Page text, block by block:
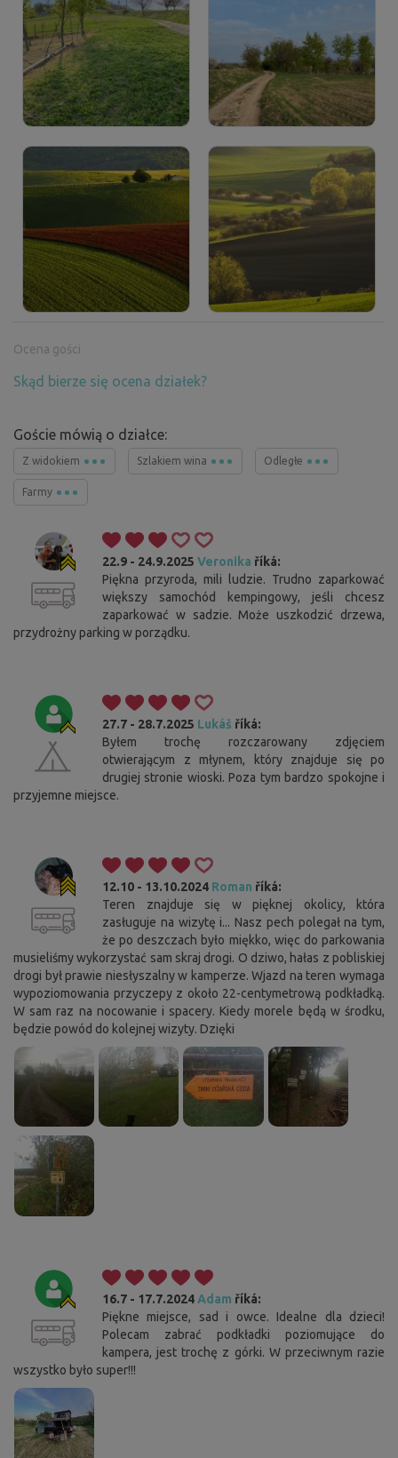
Ocena gości
Skąd bierze się ocena działek?
Goście mówią o działce:
Z widokiem Szlakiem wina Odległe
Farmy
22.9 - 24.9.2025 Veronika říká:
Piękna przyroda, mili ludzie. Trudno zaparkować
większy samochód kempingowy, jeśli chcesz
zaparkować w sadzie. Może uszkodzić drzewa,
przydrożny parking w porządku.
27.7 - 28.7.2025 Lukáš říká:
Byłem trochę rozczarowany zdjęciem
otwierającym z młynem, który znajduje się po
drugiej stronie wioski. Poza tym bardzo spokojne i
przyjemne miejsce.
12.10 - 13.10.2024 Roman říká:
Teren znajduje się w pięknej okolicy, która
zasługuje na wizytę i... Nasz pech polegał na tym,
że po deszczach było miękko, więc do parkowania
musieliśmy wykorzystać sam skraj drogi. O dziwo, hałas z pobliskiej
drogi był prawie niesłyszalny w kamperze. Wjazd na teren wymaga
wypoziomowania przyczepy z około 22-centymetrową podkładką.
W sam raz na nocowanie i spacery. Kiedy morele będą w środku,
będzie powód do kolejnej wizyty. Dzięki
16.7 - 17.7.2024 Adam říká:
Piękne miejsce, sad i owce. Idealne dla dzieci!
Polecam zabrać podkładki poziomujące do
kampera, jest trochę z górki. W przeciwnym razie
wszystko było super!!!